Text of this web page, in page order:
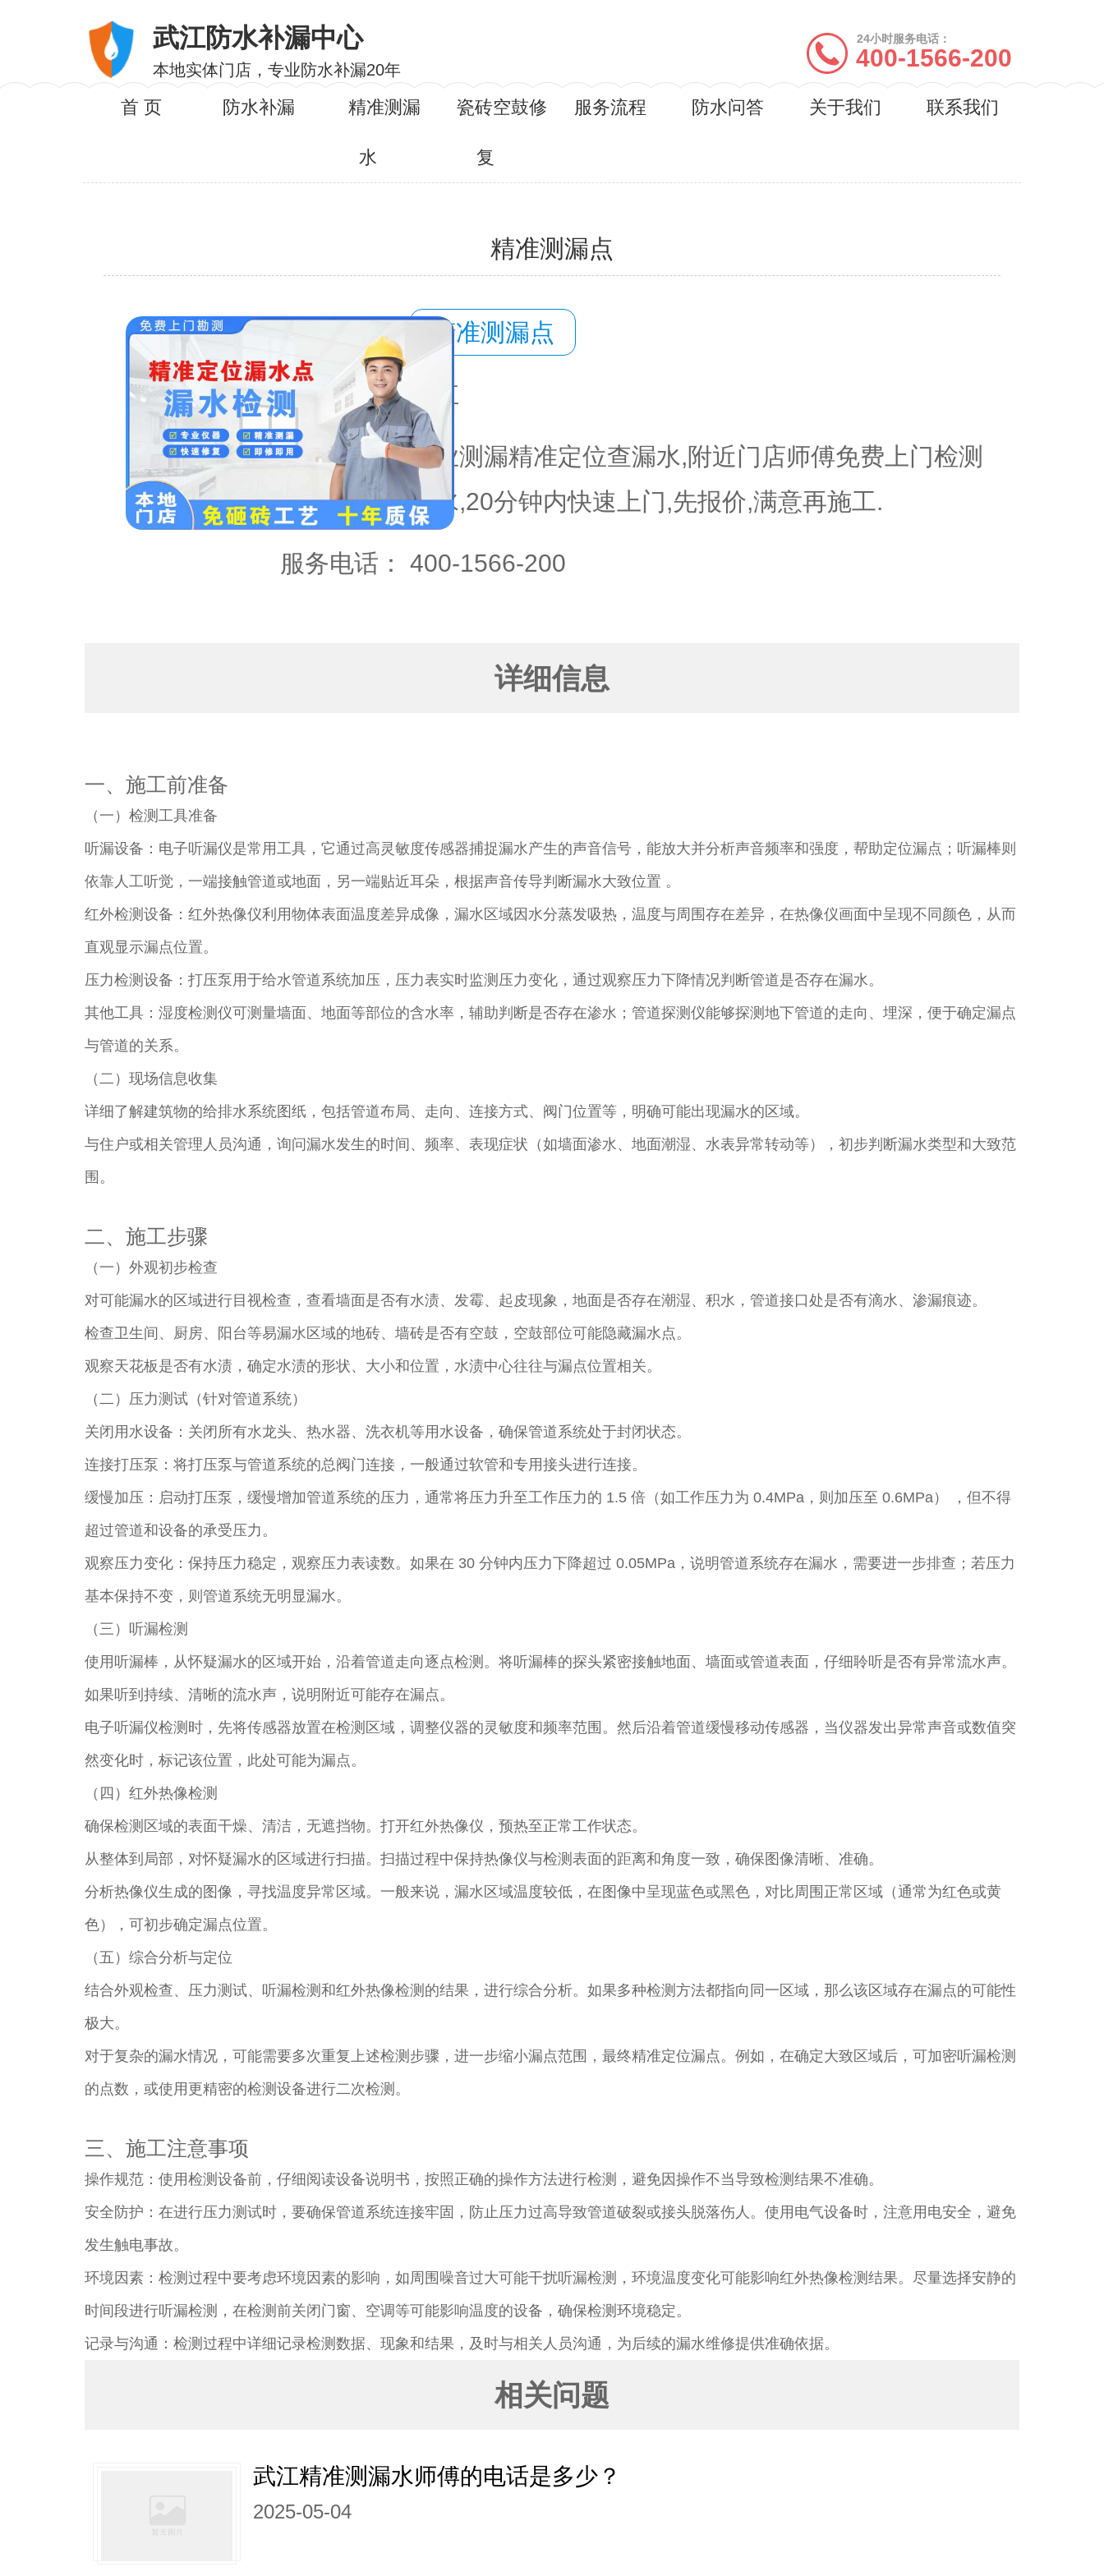
武江防水补漏中心
本地实体门店，专业防水补漏20年
24小时服务电话：
400-1566-200
首 页 防水补漏 精准测漏
水
瓷砖空鼓修
复
服务流程 防水问答 关于我们 联系我们
精准测漏点
服务内容： 精准测漏点
服务区域： 武江
内容：
专业测漏精准定位查漏水,附近门店师傅免费上门检测
漏水,20分钟内快速上门,先报价,满意再施工.
服务电话： 400-1566-200
详细信息
一、施工前准备​
（一）检测工具准备​
听漏设备：电子听漏仪是常用工具，它通过高灵敏度传感器捕捉漏水产生的声音信号，能放大并分析声音频率和强度，帮助定位漏点；听漏棒则
依靠人工听觉，一端接触管道或地面，另一端贴近耳朵，根据声音传导判断漏水大致位置 。​
红外检测设备：红外热像仪利用物体表面温度差异成像，漏水区域因水分蒸发吸热，温度与周围存在差异，在热像仪画面中呈现不同颜色，从而
直观显示漏点位置。​
压力检测设备：打压泵用于给水管道系统加压，压力表实时监测压力变化，通过观察压力下降情况判断管道是否存在漏水。​
其他工具：湿度检测仪可测量墙面、地面等部位的含水率，辅助判断是否存在渗水；管道探测仪能够探测地下管道的走向、埋深，便于确定漏点
与管道的关系。​
（二）现场信息收集​
详细了解建筑物的给排水系统图纸，包括管道布局、走向、连接方式、阀门位置等，明确可能出现漏水的区域。​
与住户或相关管理人员沟通，询问漏水发生的时间、频率、表现症状（如墙面渗水、地面潮湿、水表异常转动等），初步判断漏水类型和大致范
围。​
二、施工步骤​
（一）外观初步检查​
对可能漏水的区域进行目视检查，查看墙面是否有水渍、发霉、起皮现象，地面是否存在潮湿、积水，管道接口处是否有滴水、渗漏痕迹。​
检查卫生间、厨房、阳台等易漏水区域的地砖、墙砖是否有空鼓，空鼓部位可能隐藏漏水点。​
观察天花板是否有水渍，确定水渍的形状、大小和位置，水渍中心往往与漏点位置相关。​
（二）压力测试（针对管道系统）​
关闭用水设备：关闭所有水龙头、热水器、洗衣机等用水设备，确保管道系统处于封闭状态。​
连接打压泵：将打压泵与管道系统的总阀门连接，一般通过软管和专用接头进行连接。​
缓慢加压：启动打压泵，缓慢增加管道系统的压力，通常将压力升至工作压力的 1.5 倍（如工作压力为 0.4MPa，则加压至 0.6MPa） ，但不得
超过管道和设备的承受压力。​
观察压力变化：保持压力稳定，观察压力表读数。如果在 30 分钟内压力下降超过 0.05MPa，说明管道系统存在漏水，需要进一步排查；若压力
基本保持不变，则管道系统无明显漏水。​
（三）听漏检测​
使用听漏棒，从怀疑漏水的区域开始，沿着管道走向逐点检测。将听漏棒的探头紧密接触地面、墙面或管道表面，仔细聆听是否有异常流水声。
如果听到持续、清晰的流水声，说明附近可能存在漏点。​
电子听漏仪检测时，先将传感器放置在检测区域，调整仪器的灵敏度和频率范围。然后沿着管道缓慢移动传感器，当仪器发出异常声音或数值突
然变化时，标记该位置，此处可能为漏点。​
（四）红外热像检测​
确保检测区域的表面干燥、清洁，无遮挡物。打开红外热像仪，预热至正常工作状态。​
从整体到局部，对怀疑漏水的区域进行扫描。扫描过程中保持热像仪与检测表面的距离和角度一致，确保图像清晰、准确。​
分析热像仪生成的图像，寻找温度异常区域。一般来说，漏水区域温度较低，在图像中呈现蓝色或黑色，对比周围正常区域（通常为红色或黄
色），可初步确定漏点位置。​
（五）综合分析与定位​
结合外观检查、压力测试、听漏检测和红外热像检测的结果，进行综合分析。如果多种检测方法都指向同一区域，那么该区域存在漏点的可能性
极大。​
对于复杂的漏水情况，可能需要多次重复上述检测步骤，进一步缩小漏点范围，最终精准定位漏点。例如，在确定大致区域后，可加密听漏检测
的点数，或使用更精密的检测设备进行二次检测。​
三、施工注意事项​
操作规范：使用检测设备前，仔细阅读设备说明书，按照正确的操作方法进行检测，避免因操作不当导致检测结果不准确。​
安全防护：在进行压力测试时，要确保管道系统连接牢固，防止压力过高导致管道破裂或接头脱落伤人。使用电气设备时，注意用电安全，避免
发生触电事故。​
环境因素：检测过程中要考虑环境因素的影响，如周围噪音过大可能干扰听漏检测，环境温度变化可能影响红外热像检测结果。尽量选择安静的
时间段进行听漏检测，在检测前关闭门窗、空调等可能影响温度的设备，确保检测环境稳定。​
记录与沟通：检测过程中详细记录检测数据、现象和结果，及时与相关人员沟通，为后续的漏水维修提供准确依据。
相关问题
武江精准测漏水师傅的电话是多少？
2025-05-04